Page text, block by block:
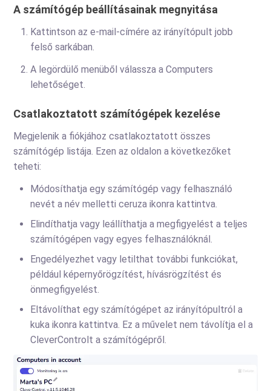
A számítógép beállításainak megnyitása
Kattintson az e-mail-címére az irányítópult jobb
felső sarkában.
A legördülő menüből válassza a Computers
lehetőséget.
Csatlakoztatott számítógépek kezelése
Megjelenik a fiókjához csatlakoztatott összes
számítógép listája. Ezen az oldalon a következőket
teheti:
Módosíthatja egy számítógép vagy felhasználó
nevét a név melletti ceruza ikonra kattintva.
Elindíthatja vagy leállíthatja a megfigyelést a teljes
számítógépen vagy egyes felhasználóknál.
Engedélyezhet vagy letilthat további funkciókat,
például képernyőrögzítést, hívásrögzítést és
önmegfigyelést.
Eltávolíthat egy számítógépet az irányítópultról a
kuka ikonra kattintva. Ez a művelet nem távolítja el a
CleverControlt a számítógépről.